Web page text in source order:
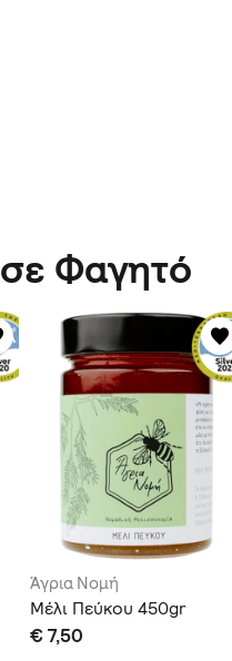
Φαγητό
Άγρια Νομή
Μέλι Πεύκου 450gr
€ 7,50